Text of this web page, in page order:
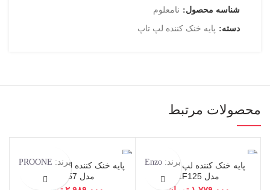
شناسه محصول: نامعلوم
دسته: پایه خنک کننده لپ تاپ
محصولات مرتبط
پایه خنک کننده لپ تاپ اِنزو
مدل LF125
برند: Enzo
پایه خنک کننده لپ تاپ پرووان
مدل PCP57
برند: PROONE